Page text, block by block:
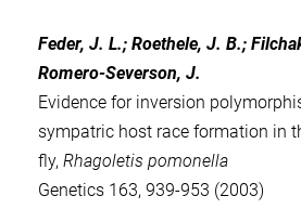
Feder, J. L.; Roethele, J. B.;
Romero-Severson, J.
Evidence for inversion
sympatric host race formation in
fly, Rhagoletis pomonella
Genetics 163, 939-953 (2003)